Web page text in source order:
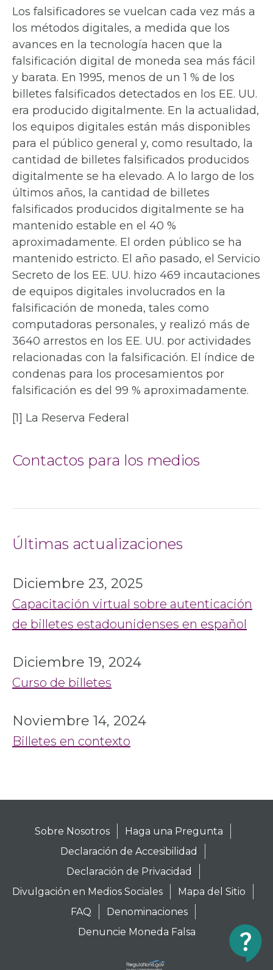
Los falsificadores se vuelcan cada vez más a
los métodos digitales, a medida que los
avances en la tecnología hacen que la
falsificación digital de moneda sea más fácil
y barata. En 1995, menos de un 1 % de los
billetes falsificados detectados en los EE. UU.
era producido digitalmente. En la actualidad,
los equipos digitales están más disponibles
para el público general y, como resultado, la
cantidad de billetes falsificados producidos
digitalmente se ha elevado. A lo largo de los
últimos años, la cantidad de billetes
falsificados producidos digitalmente se ha
mantenido estable en el 40 %
aproximadamente. El orden público se ha
mantenido estricto. El año pasado, el Servicio
Secreto de los EE. UU. hizo 469 incautaciones
de equipos digitales involucrados en la
falsificación de moneda, tales como
computadoras personales, y realizó más de
3640 arrestos en los EE. UU. por actividades
relacionadas con la falsificación. El índice de
condenas para los procesamientos por
falsificación es del 99 % aproximadamente.
[1] La Reserva Federal
Contactos para los medios
Últimas actualizaciones
Diciembre 23, 2025
Capacitación virtual sobre autenticación
de billetes estadounidenses en español
Diciembre 19, 2024
Curso de billetes
Noviembre 14, 2024
Billetes en contexto
Sobre Nosotros
Haga una Pregunta
Declaración de Accesibilidad
Declaración de Privacidad
Divulgación en Medios Sociales
Mapa del Sitio
FAQ
Denominaciones
Denuncie Moneda Falsa